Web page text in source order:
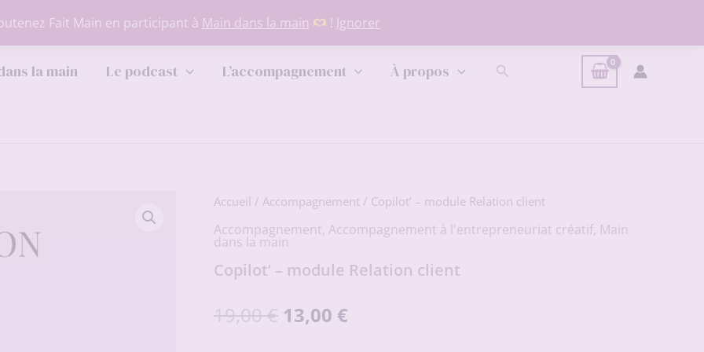
Fait Main en participant à Main dans la main ! Ignorer
la main Le podcast L’accompagnement À propos Rechercher
Accueil / Accompagnement / Copilot’ – module Relation client
Accompagnement, Accompagnement à l'entrepreneuriat créatif, Main
dans la main
Copilot’ – module Relation client
19,00€ Le
13,00 €